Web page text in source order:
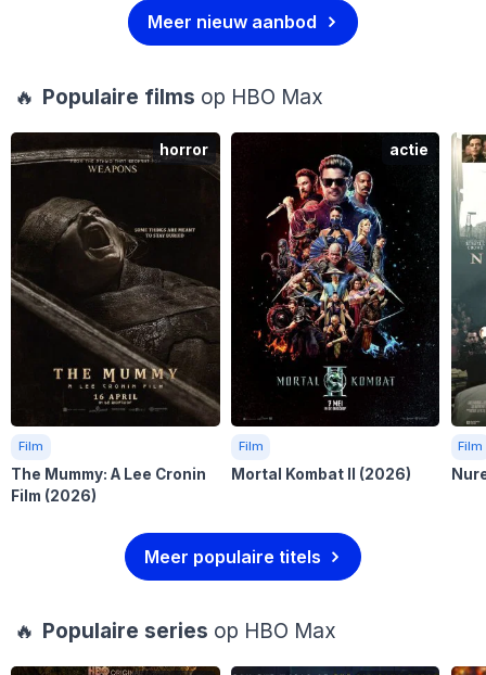
Meer nieuw aanbod
🔥 Populaire films op HBO Max
horror
Film
The Mummy: A Lee Cronin
Film (2026)
actie
Film
Mortal Kombat II (2026)
Film
Meer populaire titels
🔥 Populaire series op HBO Max